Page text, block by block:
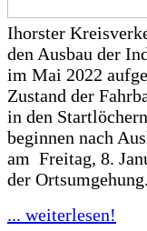
Ihorster
den Ausbau der
im Mai 2022
Zustand der
in den
beginnen nach
am Freitag, 8.
der
... weiterlesen!